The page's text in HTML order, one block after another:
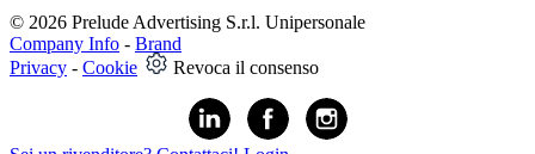
© 2026 Prelude Advertising S.r.l. Unipersonale
Company Info - Brand
Privacy - Cookie Revoca il consenso